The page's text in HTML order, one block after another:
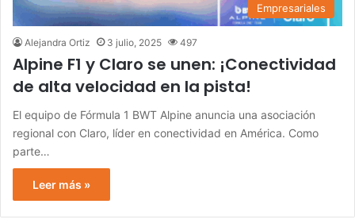
Empresariales
Alejandra Ortiz 3 julio, 2025 497
Alpine F1 y Claro se unen: ¡Conectividad
de alta velocidad en la pista!
El equipo de Fórmula 1 BWT Alpine anuncia una asociación
regional con Claro, líder en conectividad en América. Como
parte…
Leer más »